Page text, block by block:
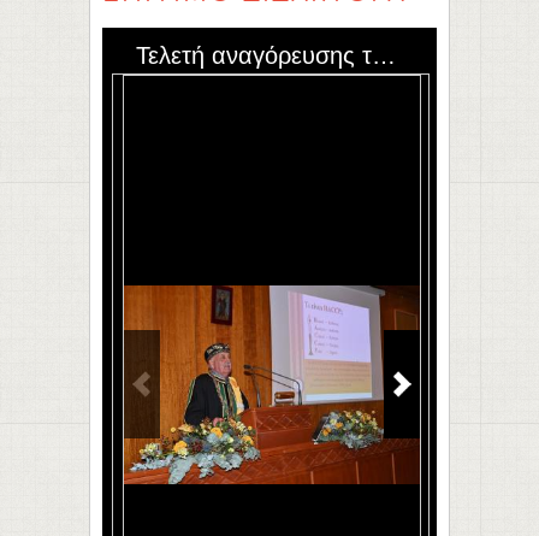
Τελετή αναγόρευσης του Ευάγγελου Ευμορφόπουλου σε Επίτιμο Διδάκτορα